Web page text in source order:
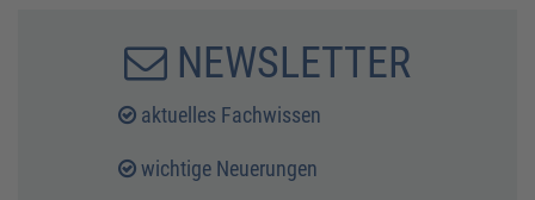
NEWSLETTER
aktuelles Fachwissen
wichtige Neuerungen